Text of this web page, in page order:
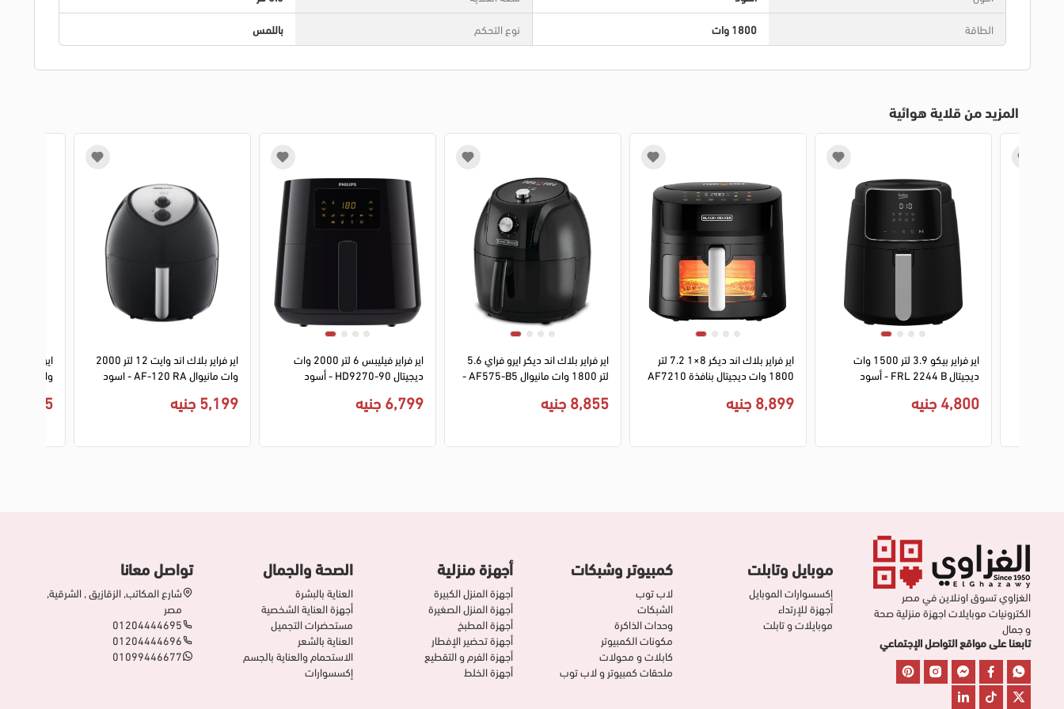
الطاقة
1800 وات نوع التحكم باللمس
المزيد من قلاية هوائية
وات ديجيتال AF4037-B5 - اسود
7,695 جنيه
اير فراير بلاك اند وايت 12 لتر 2000
وات مانيوال AF-120 RA - اسود
5,199 جنيه
اير فراير فيليبس 6 لتر 2000 وات
ديجيتال HD9270-90 - أسود
6,799 جنيه
اير فراير بلاك اند ديكر ايرو فراي 5.6
لتر 1800 وات مانيوال AF575-B5 -
8,855 جنيه
اير فراير بلاك اند ديكر 8×1 7.2 لتر
1800 وات ديجيتال بنافذة AF7210
8,899 جنيه
اير فراير بيكو 3.9 لتر 1500 وات
ديجيتال FRL 2244 B - أسود
4,800 جنيه
1 1 2
الغزاوي تسوق اونلاين في مصر
الكترونيات موبايلات اجهزة منزلية صحة
و جمال
تابعنا على مواقع التواصل الإجتماعي
موبايل وتابلت
إكسسوارات الموبايل
أجهزة للإرتداء
موبايلات و تابلت
كمبيوتر وشبكات
لاب توب
الشبكات
وحدات الذاكرة
مكونات الكمبيوتر
كابلات و محولات
ملحقات كمبيوتر و لاب توب
أجهزة منزلية
أجهزة المنزل الكبيرة
أجهزة المنزل الصغيرة
أجهزة المطبخ
أجهزة تحضير الإفطار
أجهزة الفرم و التقطيع
أجهزة الخلط
الصحة والجمال
العناية بالبشرة
أجهزة العناية الشخصية
مستحضرات التجميل
العناية بالشعر
الاستحمام والعناية بالجسم
إكسسوارات
تواصل معانا
شارع المكاتب, الزقازيق , الشرقية,
مصر
01204444695
01204444696
01099446677